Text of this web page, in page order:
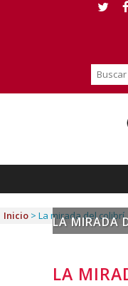
LA MIRADA
Inicio > La mirada del colibrí
LA